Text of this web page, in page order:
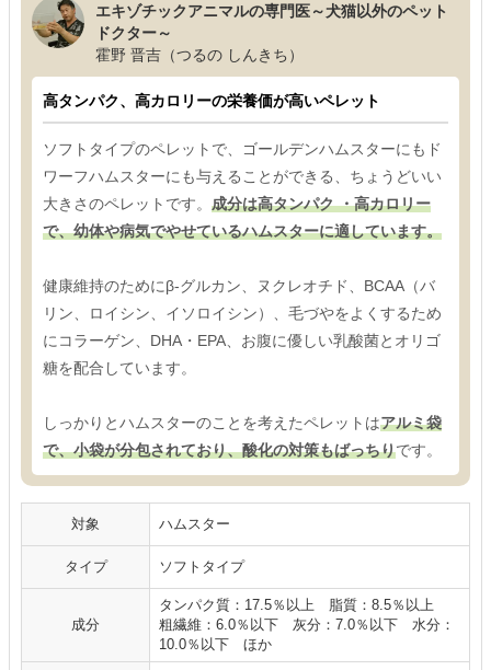
エキゾチックアニマルの専門医～犬猫以外のペット
ドクター～
霍野 晋吉（つるの しんきち）
高タンパク、高カロリーの栄養価が高いペレット
ソフトタイプのペレットで、ゴールデンハムスターにもド
ワーフハムスターにも与えることができる、ちょうどいい
大きさのペレットです。 成分は高タンパク ・高カロリー
で、幼体や病気でやせているハムスターに適しています。
健康維持のためにβ-グルカン、ヌクレオチド、BCAA（バ
リン、ロイシン、イソロイシン）、毛づやをよくするため
にコラーゲン、DHA・EPA、お腹に優しい乳酸菌とオリゴ
糖を配合しています。
しっかりとハムスターのことを考えたペレットはアルミ袋
で、小袋が分包されており、酸化の対策もばっちりです。
対象 ハムスター
タイプ ソフトタイプ
成分
タンパク質：17.5％以上 脂質：8.5％以上
粗繊維：6.0％以下 灰分：7.0％以下 水分：
10.0％以下 ほか